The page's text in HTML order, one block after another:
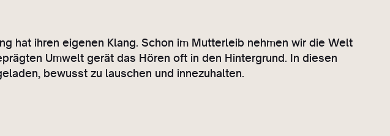
hat ihren eigenen Klang. Schon im Mutterleib nehmen wir die Welt
Umwelt gerät das Hören oft in den Hintergrund. In diesen
bewusst zu lauschen und innezuhalten.